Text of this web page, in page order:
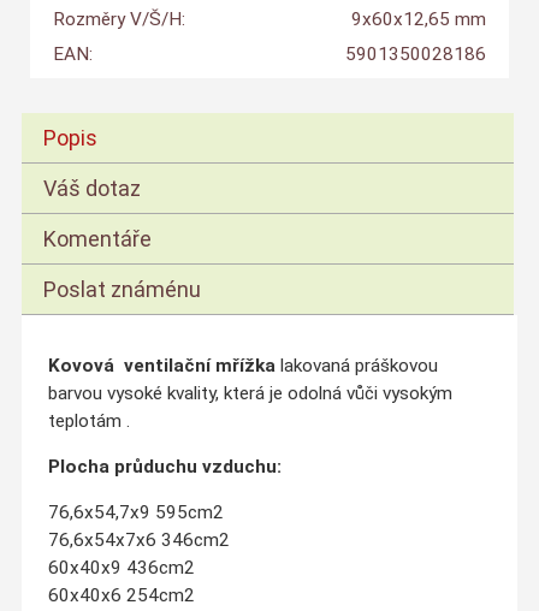
Rozměry V/Š/H:
9x60x12,65 mm
EAN:
5901350028186
Popis
Váš dotaz
Komentáře
Poslat známénu
Kovová ventilační mřížka lakovaná práškovou
barvou vysoké kvality, která je odolná vůči vysokým
teplotám .
Plocha průduchu vzduchu:
76,6x54,7x9 595cm2
76,6x54x7x6 346cm2
60x40x9 436cm2
60x40x6 254cm2